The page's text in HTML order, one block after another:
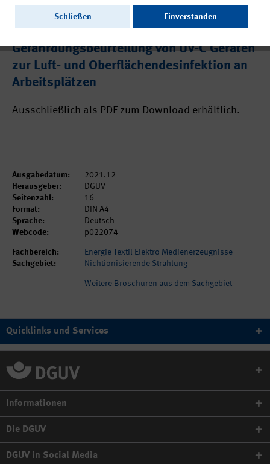
FBETEM-006: Handlungshilfe zur
Gefährdungsbeurteilung von UV-C Geräten
zur Luft- und Oberflächendesinfektion an
Arbeitsplätzen
Ausschließlich als PDF zum Download erhältlich.
Ausgabedatum:
2021.12
Herausgeber:
DGUV
Seitenzahl:
16
Format:
DIN A4
Sprache:
Deutsch
Webcode:
p022074
Fachbereich:
Energie Textil Elektro Medienerzeugnisse
Sachgebiet:
Nichtionisierende Strahlung
Weitere Broschüren aus dem Sachgebiet
Quicklinks und Services
Informationen
Die DGUV
DGUV in Social Media
Schließen Einverstanden